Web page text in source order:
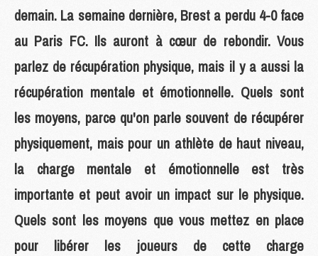
demain. La semaine dernière, Brest a perdu 4-0 face
au Paris FC. Ils auront à cœur de rebondir. Vous
parlez de récupération physique, mais il y a aussi la
récupération mentale et émotionnelle. Quels sont
les moyens, parce qu'on parle souvent de récupérer
physiquement, mais pour un athlète de haut niveau,
la charge mentale et émotionnelle est très
importante et peut avoir un impact sur le physique.
Quels sont les moyens que vous mettez en place
pour libérer les joueurs de cette charge